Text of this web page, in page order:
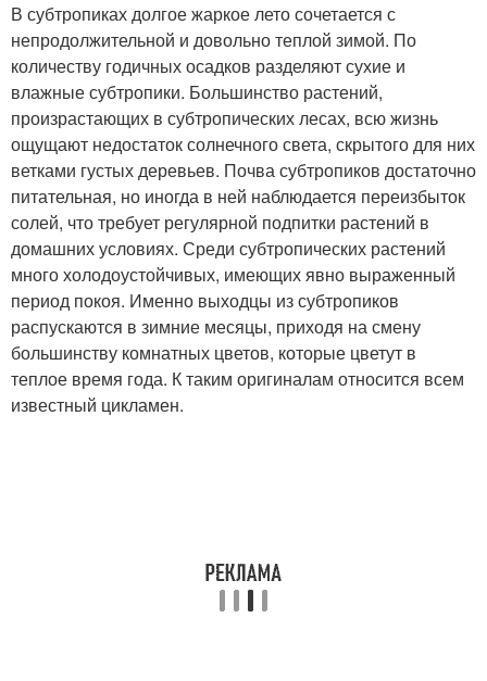
В субтропиках долгое жаркое лето сочетается с
непродолжительной и довольно теплой зимой. По
количеству годичных осадков разделяют сухие и
влажные субтропики. Большинство растений,
произрастающих в субтропических лесах, всю жизнь
ощущают недостаток солнечного света, скрытого для них
ветками густых деревьев. Почва субтропиков достаточно
питательная, но иногда в ней наблюдается переизбыток
солей, что требует регулярной подпитки растений в
домашних условиях. Среди субтропических растений
много холодоустойчивых, имеющих явно выраженный
период покоя. Именно выходцы из субтропиков
распускаются в зимние месяцы, приходя на смену
большинству комнатных цветов, которые цветут в
теплое время года. К таким оригиналам относится всем
известный цикламен.